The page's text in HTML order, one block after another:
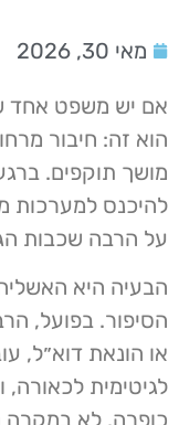
מאי 30, 2026
אם יש משפט אחד
הוא זה: חיבור
מושך תוקפים.
להיכנס למערכות
על הרבה שכבות
הסיפור. בפועל,
או הונאת דוא״ל,
לגיטימית